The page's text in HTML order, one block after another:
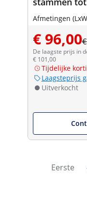
Afmetingen
€ 96,00
De laagste prijs in
€ 101,00
Tijdelijke
Laagsteprijs
Uitverkocht
Eerste